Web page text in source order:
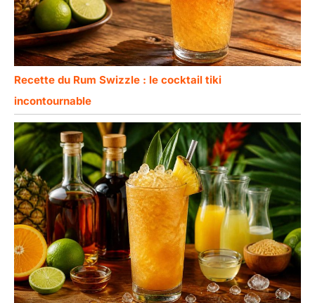
Recette du Rum Swizzle : le cocktail tiki
incontournable